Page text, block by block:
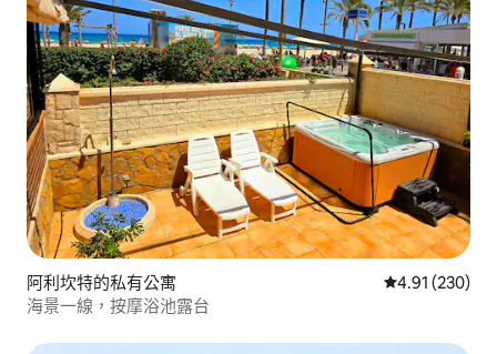
阿利坎特的私有公寓 從 230 則評價
4.91 (230)
海景一線，按摩浴池露台